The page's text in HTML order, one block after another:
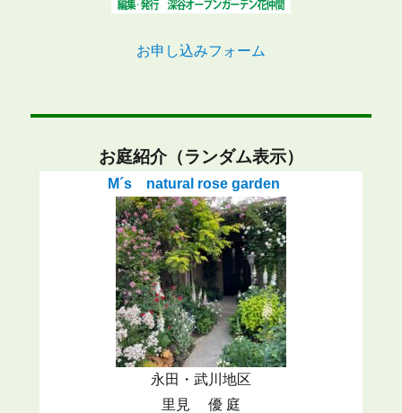
お申し込みフォーム
お庭紹介（ランダム表示）
M´s natural rose garden
永田・武川地区
里見 優 庭